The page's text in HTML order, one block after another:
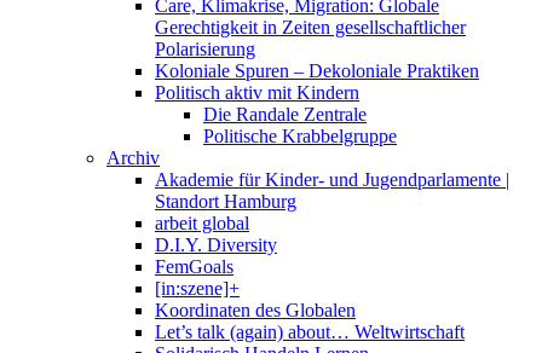
Care, Klimakrise, Migration: Globale
Gerechtigkeit in Zeiten gesellschaftlicher
Polarisierung
Koloniale Spuren – Dekoloniale Praktiken
Politisch aktiv mit Kindern
Die Randale Zentrale
Politische Krabbelgruppe
Archiv
Akademie für Kinder- und Jugendparlamente |
Standort Hamburg
arbeit global
D.I.Y. Diversity
FemGoals
[in:szene]+
Koordinaten des Globalen
Let’s talk (again) about… Weltwirtschaft